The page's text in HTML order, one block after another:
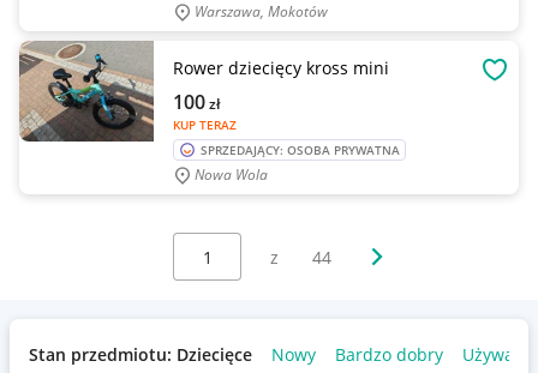
Warszawa, Mokotów
Rower dziecięcy kross mini
KUP TERAZ
100zł
SPRZEDAJĄCY: OSOBA PRYWATNA
Nowa Wola
Wybierz stronę:
z 44 Następna strona
Stan przedmiotu: Dziecięce Nowy Bardzo dobry Używany